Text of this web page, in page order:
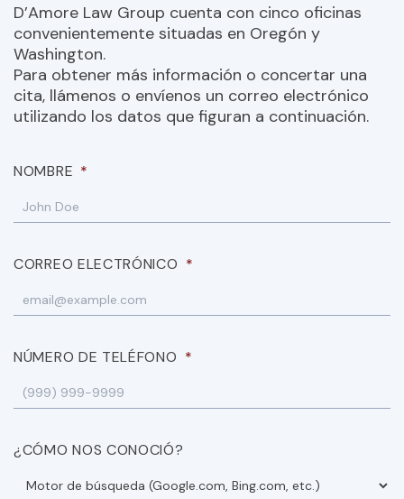
D’Amore Law Group cuenta con cinco oficinas
convenientemente situadas en Oregón y
Washington.
Para obtener más información o concertar una
cita, llámenos o envíenos un correo electrónico
utilizando los datos que figuran a continuación.
NOMBRE *
CORREO ELECTRÓNICO *
NÚMERO DE TELÉFONO *
¿CÓMO NOS CONOCIÓ?